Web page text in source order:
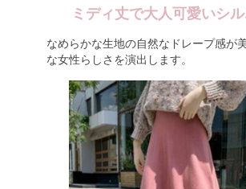
ミディ丈で大人可愛いシル
なめらかな生地の自然なドレープ感が
な女性らしさを演出します。